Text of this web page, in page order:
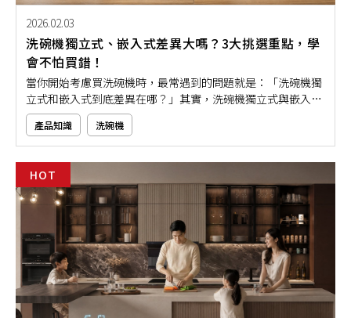
2026.02.03
洗碗機獨立式、嵌入式差異大嗎？3大挑選重點，學
會不怕買錯！
當你開始考慮買洗碗機時，最常遇到的問題就是：「洗碗機獨
立式和嵌入式到底差異在哪？」其實，洗碗機獨立式與嵌入式
的差異，主要就在安裝方式、空間配置與美觀性，挑對了就能
讓清潔更省事、廚房更有質感。這次，本文將用淺顯易懂的方
式，帶你快速了解獨立式與嵌入式洗碗機的重點差異。無論你
是新家裝潢，還是想升級現有設備，都看完這篇再決定吧！
產品知識 洗碗機
HOT